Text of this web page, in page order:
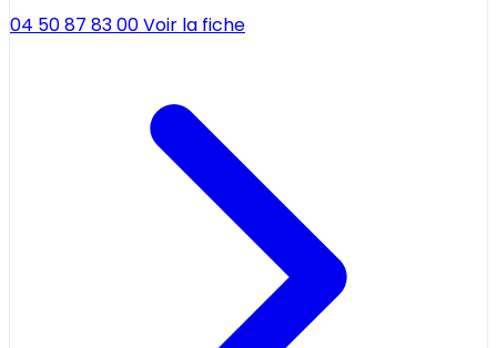
04 50 87 83 00Voir la fiche